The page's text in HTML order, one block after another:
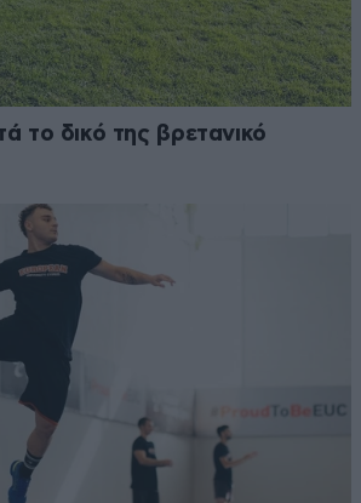
το δικό της βρετανικό